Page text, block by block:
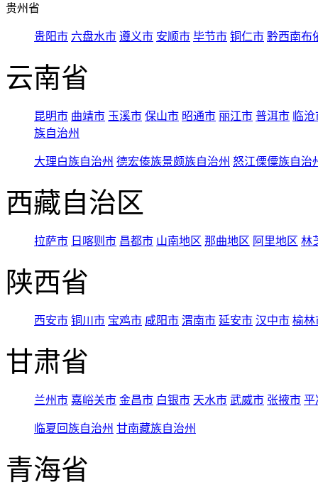
贵州省
贵阳市 六盘水市 遵义市 安顺市 毕节市 铜仁市 黔西南布
云南省
昆明市 曲靖市 玉溪市 保山市 昭通市 丽江市 普洱市 临
族自治州
大理白族自治州 德宏傣族景颇族自治州 怒江傈僳族自治
西藏自治区
拉萨市 日喀则市 昌都市 山南地区 那曲地区 阿里地区 林
陕西省
西安市 铜川市 宝鸡市 咸阳市 渭南市 延安市 汉中市 榆林
甘肃省
兰州市 嘉峪关市 金昌市 白银市 天水市 武威市 张掖市 平
临夏回族自治州 甘南藏族自治州
青海省